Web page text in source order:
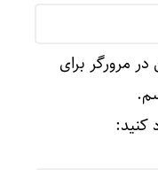
مرورگر برای
کنید: